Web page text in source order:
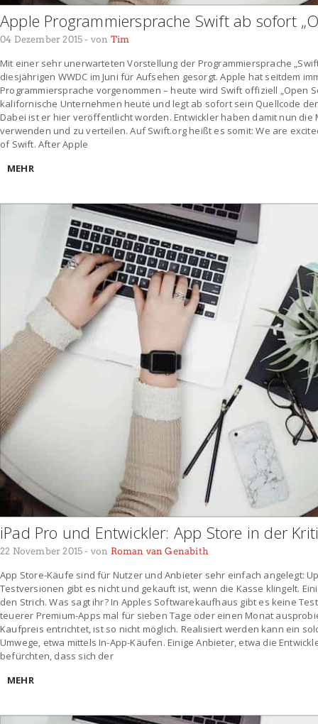
Apple Programmiersprache Swift ab sofort
04 Dezember 2015 - von Tim
Mit einer sehr unerwarteten Vorstellung der Programmiersprache
diesjährigen WWDC im Juni für Aufsehen gesorgt. Apple hat seitdem
Programmiersprache vorgenommen – heute wird Swift offiziell „Open
kalifornische Unternehmen heute und legt ab sofort sein Quellcode
Dabei ist er hier veröffentlicht worden. Entwickler haben damit nun die
verwenden und zu verteilen. Auf Swift.org heißt es somit: We are
of Swift. After Apple
MEHR
iPad Pro und Entwickler: App Store in der
22 November 2015 - von Roman van Genabith
App Store-Käufe sind für Nutzer und Anbieter sehr einfach angelegt:
Testversionen gibt es nicht und gekauft ist, wenn die Kasse klingelt.
den Strich. Was sagt ihr? In Apples Softwarekaufhaus gibt es keine
teuerer Premium-Apps mal für sieben Tage oder einen Monat
Kaufpreis entrichtet, ist so nicht möglich. Realisiert werden kann ein
Umwege, etwa mittels In-App-Käufen. Einige Anbieter, etwa die
befürchten, dass sich der
MEHR